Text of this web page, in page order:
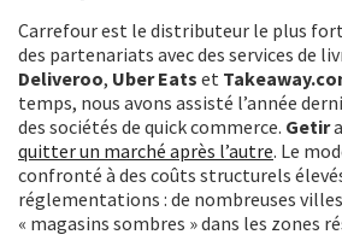
Carrefour est le distributeur le plus
des partenariats avec des services de
Deliveroo, Uber Eats et
temps, nous avons assisté l’année
des sociétés de quick commerce. Getir
quitter un marché après l’autre. Le
confronté à des coûts structurels
réglementations : de nombreuses
« magasins sombres » dans les zones